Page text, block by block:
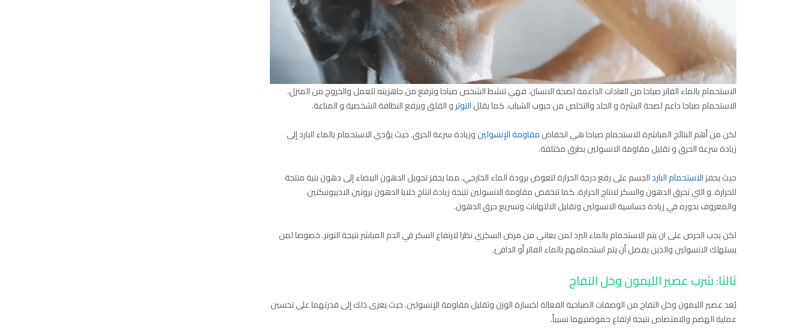
الاستحمام بالماء الفاتر صباحا من العادات الداعمة لصحة الانسان. فهي تنشط الشخص صباحا وترفع من جاهزيته للعمل والخروج من المنزل.
الاستحمام صباحا داعم لصحة البشرة و الجلد والتخلص من حبوب الشباب. كما يقللالتوترو القلق ويرفع النظافة الشخصية و المناعة.
لكن من أهم النتائج المباشرة للاستحمام صباحا هي انخفاضمقاومة الإنسولينوزيادة سرعة الحرق. حيث يؤدي الاستحمام بالماء البارد إلى
زيادة سرعة الحرق و تقليل مقاومة الانسولين بطرق مختلفة.
حيث يحفز الاستحمام الباردالجسم على رفع درجة الحرارة لتعوض برودة الماء الخارجي. مما يحفز تحويل الدهون البيضاء إلى دهون بنية منتجة
للحرارة. و التي تحرق الدهون والسكر لانتاج الحرارة. كما تنخفض مقاومة الانسولين نتيجة زيادة انتاج خلايا الدهون بروتين الاديبونيكتين
والمعروف بدوره في زيادة حساسية الانسولين وتقليل الالتهابات وتسريع حرق الدهون.
لكن يجب الحرص على ان يتم الاستحمام بالماء البرد لمن يعاني من مرض السكري نظرا لارتفاع السكر في الدم المباشر نتيجة التوتر. خصوصا لمن
يستهلك الانسولين والذين يفضل أن يتم استحمامهم بالماء الفاتر أو الدافئ.
ثالثا: شرب عصير الليمون وخل التفاح
يُعد عصير الليمون وخل التفاح من الوصفات الصباحية الفعالة لخسارة الوزن وتقليل مقاومة الإنسولين. حيث يعزى ذلك إلى قدرتهما على تحسين
عملية الهضم والامتصاص نتيجة ارتفاع حموضتيهما نسبياً.